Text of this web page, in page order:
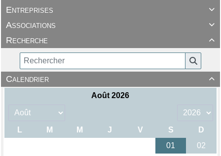

Entreprises

Associations

Recherche

Calendrier